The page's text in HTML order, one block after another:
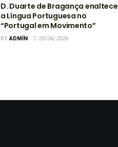
D. Duarte de Bragança enaltece
a Língua Portuguesa no
“Portugal em Movimento”
BYADMIN 20/06/2026